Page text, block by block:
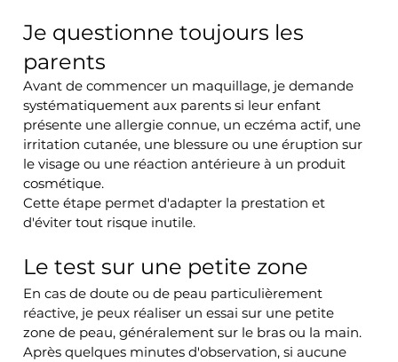
Je questionne toujours les
parents
Avant de commencer un maquillage, je demande
systématiquement aux parents si leur enfant
présente une allergie connue, un eczéma actif, une
irritation cutanée, une blessure ou une éruption sur
le visage ou une réaction antérieure à un produit
cosmétique.
Cette étape permet d'adapter la prestation et
d'éviter tout risque inutile.
Le test sur une petite zone
En cas de doute ou de peau particulièrement
réactive, je peux réaliser un essai sur une petite
zone de peau, généralement sur le bras ou la main.
Après quelques minutes d'observation, si aucune